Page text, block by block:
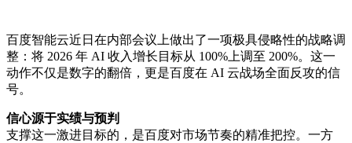
百度智能云近日在内部会议上做出了一项极具侵略性的战略调
整：将 2026 年 AI 收入增长目标从 100%上调至 200%。这一
动作不仅是数字的翻倍，更是百度在 AI 云战场全面反攻的信
号。
信心源于实绩与预判
支撑这一激进目标的，是百度对市场节奏的精准把控。一方